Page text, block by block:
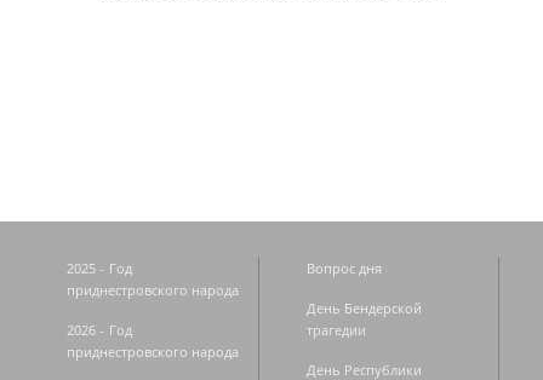
2025 - Год
приднестровского народа
2026 - Год
приднестровского народа
Вопрос дня
День Бендерской
трагедии
День Республики